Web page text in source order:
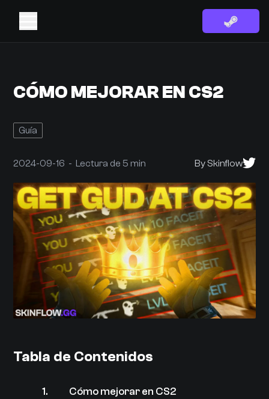
CÓMO MEJORAR EN CS2
Guía
2024-09-16 - Lectura de 5 min By Skinflow
Tabla de Contenidos
1.
Cómo mejorar en CS2